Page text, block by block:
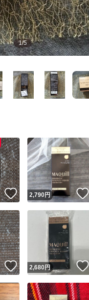
1/5
いいね！
2,790円
いいね！
2,680円